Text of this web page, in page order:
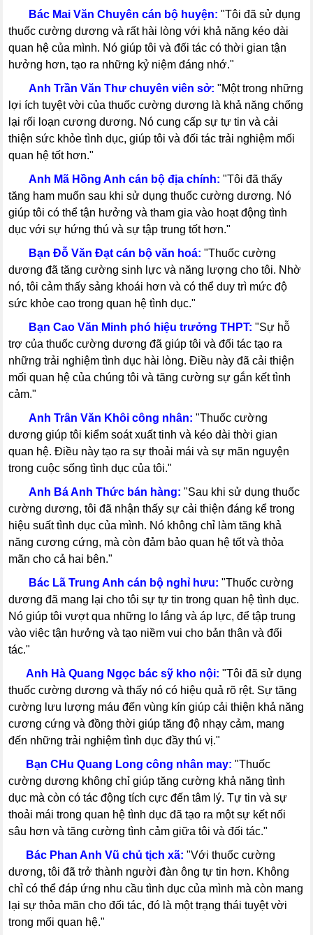
Bác Mai Văn Chuyên cán bộ huyện:"Tôi đã sử dụng
thuốc cường dương và rất hài lòng với khả năng kéo dài
quan hệ của mình. Nó giúp tôi và đối tác có thời gian tận
hưởng hơn, tạo ra những kỷ niệm đáng nhớ."
Anh Trần Văn Thư chuyên viên sở: "Một trong những
lợi ích tuyệt vời của thuốc cường dương là khả năng chống
lại rối loạn cương dương. Nó cung cấp sự tự tin và cải
thiện sức khỏe tình dục, giúp tôi và đối tác trải nghiệm mối
quan hệ tốt hơn."
-----Anh Mã Hồng Anh cán bộ địa chính: "Tôi đã thấy
tăng ham muốn sau khi sử dụng thuốc cường dương. Nó
giúp tôi có thể tận hưởng và tham gia vào hoạt động tình
dục với sự hứng thú và sự tập trung tốt hơn."
Bạn Đỗ Văn Đạt cán bộ văn hoá: "Thuốc cường
dương đã tăng cường sinh lực và năng lượng cho tôi. Nhờ
nó, tôi cảm thấy sảng khoái hơn và có thể duy trì mức độ
sức khỏe cao trong quan hệ tình dục."
Bạn Cao Văn Minh phó hiệu trưởng THPT: "Sự hỗ
trợ của thuốc cường dương đã giúp tôi và đối tác tạo ra
những trải nghiệm tình dục hài lòng. Điều này đã cải thiện
mối quan hệ của chúng tôi và tăng cường sự gắn kết tình
cảm."
Anh Trân Văn Khôi công nhân: "Thuốc cường
dương giúp tôi kiểm soát xuất tinh và kéo dài thời gian
quan hệ. Điều này tạo ra sự thoải mái và sự mãn nguyện
trong cuộc sống tình dục của tôi."
Anh Bá Anh Thức bán hàng: "Sau khi sử dụng thuốc
cường dương, tôi đã nhận thấy sự cải thiện đáng kể trong
hiệu suất tình dục của mình. Nó không chỉ làm tăng khả
năng cương cứng, mà còn đảm bảo quan hệ tốt và thỏa
mãn cho cả hai bên."
Bác Lã Trung Anh cán bộ nghỉ hưu: "Thuốc cường
dương đã mang lại cho tôi sự tự tin trong quan hệ tình dục.
Nó giúp tôi vượt qua những lo lắng và áp lực, để tập trung
vào việc tận hưởng và tạo niềm vui cho bản thân và đối
tác."
-----Anh Hà Quang Ngọc bác sỹ kho nội: "Tôi đã sử dụng
thuốc cường dương và thấy nó có hiệu quả rõ rệt. Sự tăng
cường lưu lượng máu đến vùng kín giúp cải thiện khả năng
cương cứng và đồng thời giúp tăng độ nhạy cảm, mang
đến những trải nghiệm tình dục đầy thú vị."
Bạn CHu Quang Long công nhân may: "Thuốc
cường dương không chỉ giúp tăng cường khả năng tình
dục mà còn có tác động tích cực đến tâm lý. Tự tin và sự
thoải mái trong quan hệ tình dục đã tạo ra một sự kết nối
sâu hơn và tăng cường tình cảm giữa tôi và đối tác."
Bác Phan Anh Vũ chủ tịch xã: "Với thuốc cường
dương, tôi đã trở thành người đàn ông tự tin hơn. Không
chỉ có thể đáp ứng nhu cầu tình dục của mình mà còn mang
lại sự thỏa mãn cho đối tác, đó là một trạng thái tuyệt vời
trong mối quan hệ."